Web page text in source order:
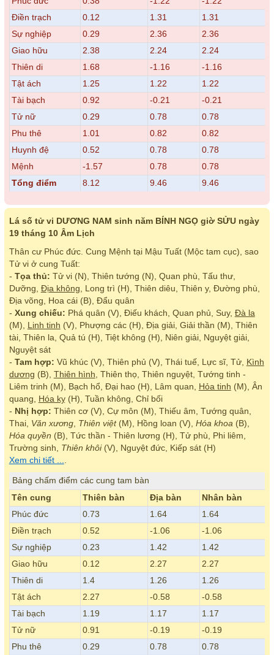
Điền trạch
0.12 1.31
1.31
Sự nghiệp
0.29 2.36
2.36
Giao hữu
2.38 2.24
2.24
Thiên di
1.68 -1.16
-1.16
Tật ách
1.25 1.22
1.22
Tài bạch
0.92 -0.21
-0.21
Tử nữ
0.29 0.78
0.78
Phu thê
1.01 0.82
0.82
Huynh đệ
0.52 0.78
0.78
Mệnh
-1.57 0.78
0.78
Tổng điểm
8.12 9.46 9.46
Lá số tử vi DƯƠNG NAM sinh năm BÍNH NGỌ giờ SỬU ngày
19 tháng 10 Âm Lịch
Thân cư Phúc đức. Cung Mệnh tại Mậu Tuất (Mộc tam cục), sao
Tử vi ở cung Tuất:
- Tọa thủ: Tử vi (N), Thiên tướng (N), Quan phù, Tấu thư,
Dưỡng, Địa không , Long trì (H), Thiên diêu, Thiên y, Đường phù,
Địa võng, Hoa cái (B), Đẩu quân
- Xung chiếu: Phá quân (V), Điếu khách, Quan phủ, Suy, Đà la
(M),
Linh tinh (V), Phượng các (H), Địa giải, Giải thần (M), Thiên
tài, Thiên la, Quả tú (H), Tiệt không (H), Niên giải, Nguyệt giải,
Nguyệt sát
- Tam hợp: Vũ khúc (V), Thiên phủ (V), Thái tuế, Lực sĩ, Tử,
Kình
dương (B), Thiên hình , Thiên thọ, Thiên nguyệt, Tướng tinh -
Liêm trinh (M), Bạch hổ, Đại hao (H), Lâm quan,
Hỏa tinh (M), Ân
quang,
Hóa kỵ(H), Tuần không, Chỉ bối
- Nhị hợp: Thiên cơ (V), Cự môn (M), Thiếu âm, Tướng quân,
Thai, Văn xương, Thiên việt(M), Hồng loan (V), Hóa khoa (B),
Hóa quyền (B), Tức thần - Thiên lương (H), Tử phù, Phi liêm,
Trường sinh, Thiên khôi(V), Nguyệt đức, Kiếp sát (H)
Xem chi tiết ...
Bảng chấm điểm các cung tam bàn
Tên cung
Thiên bàn Địa bàn
Nhân bàn
Phúc đức
0.73 1.64
1.64
Điền trạch
0.52 -1.06
-1.06
Sự nghiệp
0.23 1.42
1.42
Giao hữu
0.12 2.27
2.27
Thiên di
1.4 1.26
1.26
Tật ách
2.27 -0.58
-0.58
Tài bạch
1.19 1.17
1.17
Tử nữ
0.91 -0.19
-0.19
Phu thê
0.29 0.78
0.78